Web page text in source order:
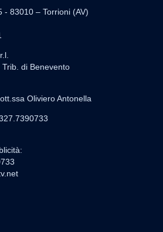
- 83010 – Torrioni (AV)
di Benevento
Oliviero Antonella